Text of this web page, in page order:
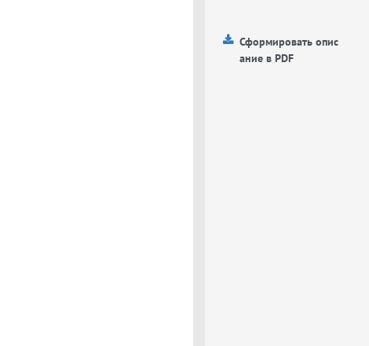
Сформировать опис
ание в PDF